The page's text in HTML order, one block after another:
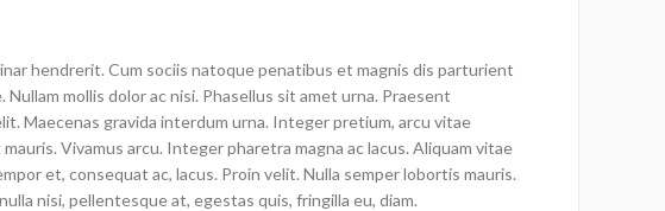
hendrerit. Cum sociis natoque penatibus et magnis dis parturient
mollis dolor ac nisi. Phasellus sit amet urna. Praesent
Maecenas gravida interdum urna. Integer pretium, arcu vitae
Vivamus arcu. Integer pharetra magna ac lacus. Aliquam vitae
et, consequat ac, lacus. Proin velit. Nulla semper lobortis mauris.
nisi, pellentesque at, egestas quis, fringilla eu, diam.